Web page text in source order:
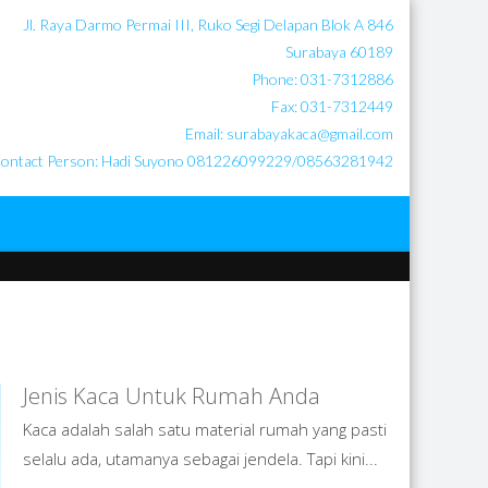
Jl. Raya Darmo Permai III, Ruko Segi Delapan Blok A 846
Surabaya 60189
Phone: 031-7312886
Fax: 031-7312449
Email: surabayakaca@gmail.com
Person: Hadi Suyono 081226099229/08563281942
WORDPRESS
DEVICE.
Jenis Kaca Untuk Rumah Anda
Kaca adalah salah satu material rumah yang pasti
selalu ada, utamanya sebagai jendela. Tapi kini...